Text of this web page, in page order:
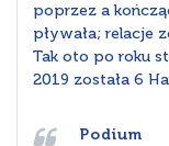
poprzez a
pływała; relacje
Tak oto po roku
2019 została 6
Podium